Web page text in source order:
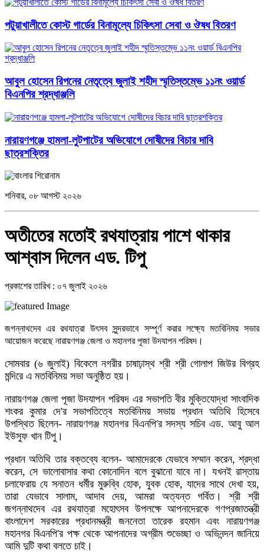
পটুয়াখালীতে কোস্ট গার্ডের বিনামূল্যে চিকিৎসা সেবা ও ঔষধ বিতরণ
আবু্ল হোসেন রিপনের নেতৃত্বে জুলাই শহীদ স্মৃতিস্তম্ভে ১১নং ওয়ার্ড
বিএনপির শ্রদ্ধাঞ্জলি
নারায়ণগঞ্জে হামলা-লুটপাটের অভিযোগে দোষীদের বিচার দাবি
ছাত্রশক্তির
শনিবার, ০৮ আগস্ট ২০২৬
অতীতের মতোই রথযাত্রায় পাশে থাকার
আশ্বাস দিলেন এড. টিপু
প্রকাশের তারিখ : ০৭ জুলাই ২০২৬
জগন্নাথদেব এর রথযাত্রা উৎসব সুন্দরভাবে সম্পূর্ণ করার লক্ষ্যে মতবিনিময় সভার
আয়োজন করেছে নারায়ণগঞ্জ জেলা ও মহানগর পূজা উদযাপন পরিষদ।
সোমবার (৬ জুলাই) বিকেলে নগরীর চাষাঢ়াস্থ শ্রী শ্রী গোলাপ জিউর বিগ্রহ
মন্দিরে এ মতবিনিময় সভা অনুষ্ঠিত হয়।
নারায়ণগঞ্জ জেলা পূজা উদযাপন পরিষদ এর সভাপতি বীর মুক্তিযোদ্ধা সাংবাদিক
শংকর কুমার দে'র সভাপতিত্বে মতবিনিময় সভায় প্রধান অতিথি হিসেবে
উপস্থিত ছিলেন- নারায়ণগঞ্জ মহানগর বিএনপি'র সদস্য সচিব এড. আবু আল
ইউসুফ খান টিপু।
প্রধান অতিথি তার বক্তব্যে বলেন- আমাদেরকে যেভাবে সম্মান করেন, শ্রদ্ধা
করেন, সে ভালোবাসার কথা কোনোদিন বলে বুঝানো যাবে না। যখনই রাস্তায়
চলাফেরায় যে সনাতন ধর্মীর মুরুব্বি হোক, যুবক হোক, যাদের সাথে দেখা হয়,
তারা যেভাবে সালাম, আদাব দেয়, আমরা অত্যন্ত গর্বিত। শ্রী শ্রী
জগন্নাথদেব এর রথযাত্রা মহোৎসব উপলক্ষে আপনাদেরকে গণপ্রজাতন্ত্রী
বাংলাদেশ সরকারের প্রধানমন্ত্রী জননেতা তারেক রহমান এবং নারায়ণগঞ্জ
মহানগর বিএনপি'র পক্ষ থেকে আপনাদের অগ্রীম শুভেচ্ছা ও অভিনন্দন জানিয়ে
আমি দুটি কথা বলতে চাই।